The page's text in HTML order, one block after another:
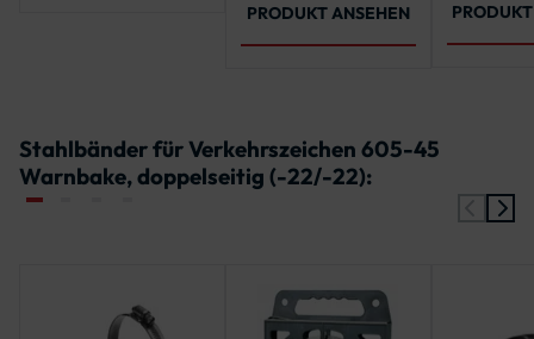
4017
PRODUKT ANSEHEN
4 x
x
Stahlbänder für Verkehrszeichen 605-45
Warnbake, doppelseitig (-22/-22):